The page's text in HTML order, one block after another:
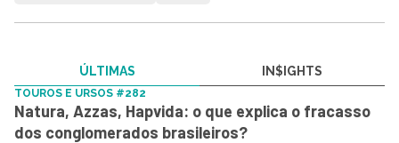
ÚLTIMAS IN$IGHTS
TOUROS E URSOS #282
Natura, Azzas, Hapvida: o que explica o fracasso
dos conglomerados brasileiros?